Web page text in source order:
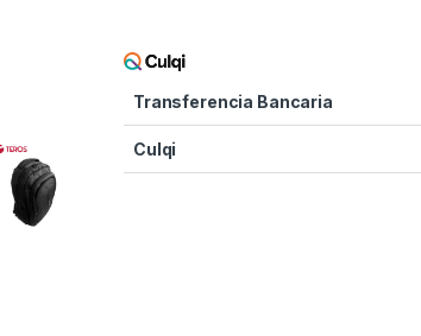
Transferencia Bancaria
Culqi